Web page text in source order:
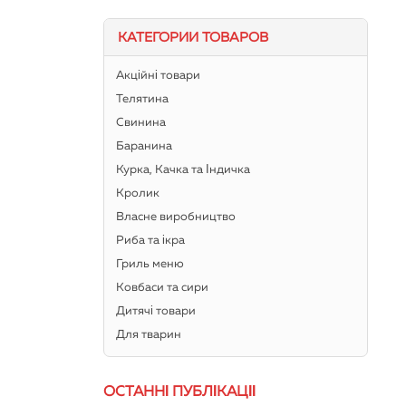
КАТЕГОРИИ ТОВАРОВ
Акційні товари
Телятина
Свинина
Баранина
Курка, Качка та Індичка
Кролик
Власне виробництво
Риба та ікра
Гриль меню
Ковбаси та сири
Дитячі товари
Для тварин
ОСТАННІ ПУБЛІКАЦІЇ